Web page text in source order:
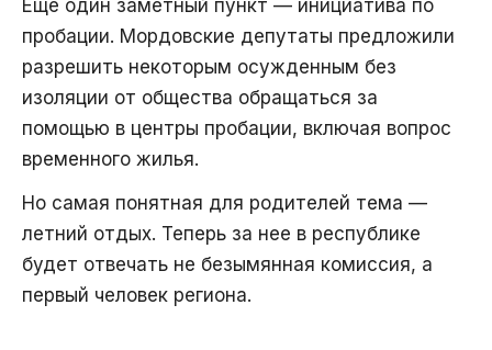
Еще один заметный пункт — инициатива по
пробации. Мордовские депутаты предложили
разрешить некоторым осужденным без
изоляции от общества обращаться за
помощью в центры пробации, включая вопрос
временного жилья.
Но самая понятная для родителей тема —
летний отдых. Теперь за нее в республике
будет отвечать не безымянная комиссия, а
первый человек региона.